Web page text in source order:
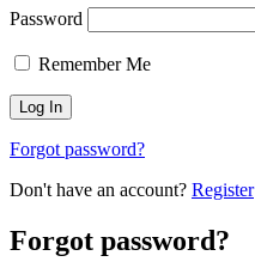
Password
Remember Me
Forgot password?
Don't have an account? Register
Forgot password?